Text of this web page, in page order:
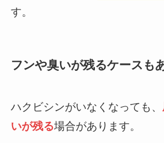
す。
フンや臭いが残るケースも
ハクビシンがいなくなっても、
いが残る場合があります。